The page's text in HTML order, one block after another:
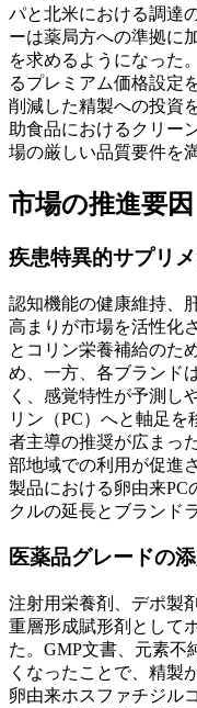
パと北米における調達
ーは薬局方への準拠に
を求めるようになった
るプレミアム価格設定
削減した精製への投資
助食品におけるクリー
場の厳しい品質要件を
市場の推進要因
疾患特異的サプリ
認知機能の健康維持、
高まりが市場を活性化
とコリン栄養補給のた
め、一方、各ブランド
く、感覚特性が予測し
リン（PC）へと軸足
者主導の推奨が広まっ
部地域での利用が促進
製品における卵由来PC
クルの延長とブランド
医薬品グレードの
注射用栄養剤、デポ製
重層形成賦形剤として
た。GMP文書、元素不
くなったことで、精製
卵由来ホスファチジル